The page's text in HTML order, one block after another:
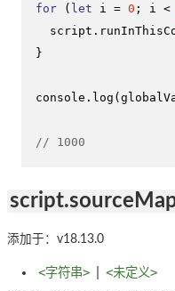
for ( let i = 0 ; i <
  script.
}
console . log
// 1000
添加于：v18.13.0
<字符串> <未定义>